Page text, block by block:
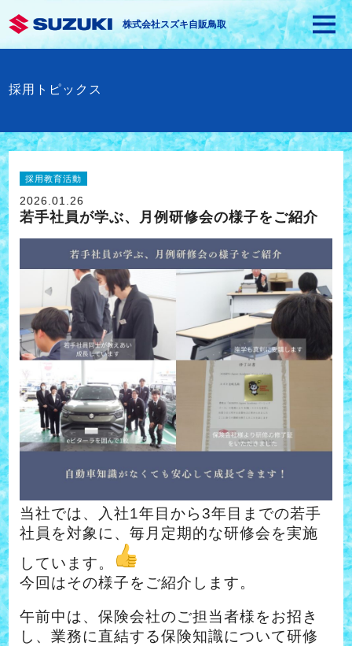
株式会社スズキ自販鳥取
採用トピックス
採用教育活動
2026.01.26
若手社員が学ぶ、月例研修会の様子をご紹介
当社では、入社1年目から3年目までの若手
社員を対象に、毎月定期的な研修会を実施
しています。
今回はその様子をご紹介します。
午前中は、保険会社のご担当者様をお招き
し、業務に直結する保険知識について研修